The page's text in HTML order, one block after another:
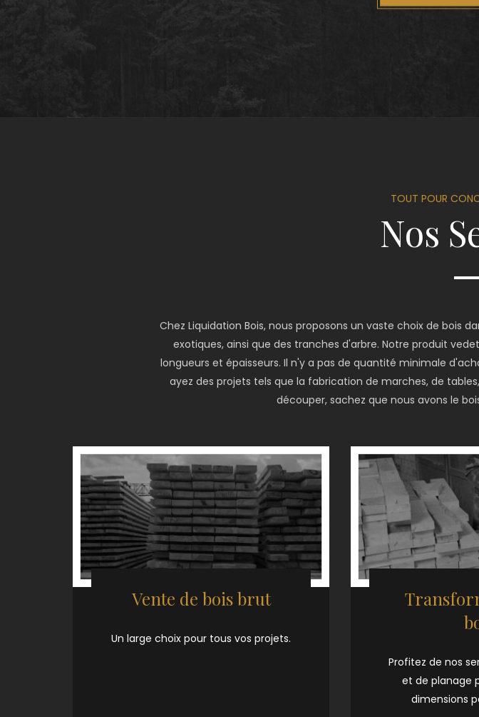
TOUT POUR
Nos
Chez Liquidation Bois, nous proposons un vaste choix de bois
exotiques, ainsi que des tranches d'arbre. Notre produit
longueurs et épaisseurs. Il n'y a pas de quantité minimale
ayez des projets tels que la fabrication de marches, de
découper, sachez que nous avons le
Vente de bois brut
Un large choix pour tous vos projets.
Profitez de nos
et de planage
dimensions